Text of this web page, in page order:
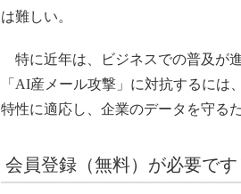
は難しい。
特に近年は、ビジネスでの普及が
「AI産メール攻撃」に対抗するに
特性に適応し、企業のデータを守る
会員登録（無料）が必要です